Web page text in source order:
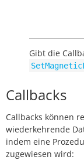
Gibt die
Callbacks
Callbacks können
wiederkehrende
indem eine
zugewiesen wird: